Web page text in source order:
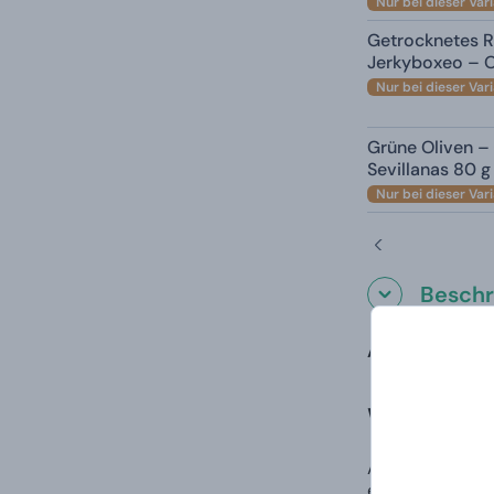
Getrocknetes
Jerkyboxeo –
Nur bei dieser
Grüne Oliven
Sevillanas 80 g
Nur bei dieser
Automatisch
Wie
Auf den ersten